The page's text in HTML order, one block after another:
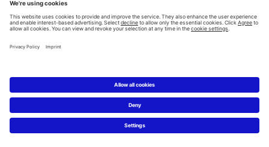
Facebook
Instagram
Pinterest
RSS-Feed
Flickr
Copyright © 2026 Duravit AG
Imprint|Veri Koruma Beyanı|Çerez ayarları